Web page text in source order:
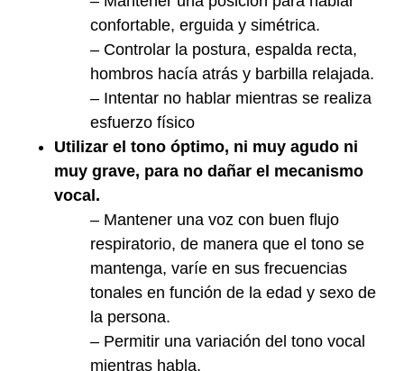
confortable, erguida y simétrica.
– Controlar la postura, espalda recta,
hombros hacía atrás y barbilla relajada.
– Intentar no hablar mientras se realiza
esfuerzo físico
Utilizar el tono óptimo, ni muy agudo ni
muy grave, para no dañar el mecanismo
vocal.
– Mantener una voz con buen flujo
respiratorio, de manera que el tono se
mantenga, varíe en sus frecuencias
tonales en función de la edad y sexo de
la persona.
– Permitir una variación del tono vocal
mientras habla.